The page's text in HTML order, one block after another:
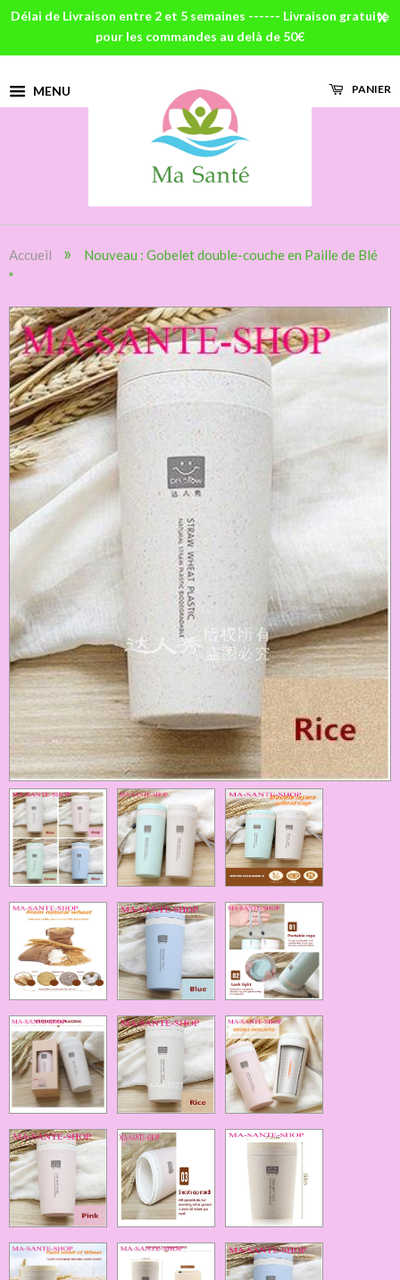
Délai de Livraison entre 2 et 5 semaines ------ Livraison gratuite
pour les commandes au delà de 50€
X
MENU PANIER
Accueil »
Nouveau : Gobelet double-couche en Paille de Blé
"